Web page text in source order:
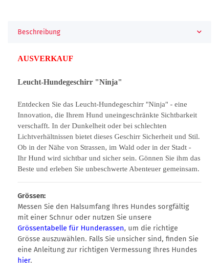
Beschreibung
AUSVERKAUF
Leucht-Hundegeschirr "Ninja"
Entdecken Sie das Leucht-Hundegeschirr "Ninja" - eine
Innovation, die Ihrem Hund uneingeschränkte Sichtbarkeit
verschafft. In der Dunkelheit oder bei schlechten
Lichtverhältnissen bietet dieses Geschirr Sicherheit und Stil.
Ob in der Nähe von Strassen, im Wald oder in der Stadt -
Ihr Hund wird sichtbar und sicher sein. Gönnen Sie ihm das
Beste und erleben Sie unbeschwerte Abenteuer gemeinsam.
Grössen:
Messen Sie den Halsumfang Ihres Hundes sorgfältig
mit einer Schnur oder nutzen Sie unsere
Grössentabelle für Hunderassen, um die richtige
Grösse auszuwählen. Falls Sie unsicher sind, finden Sie
eine Anleitung zur richtigen Vermessung Ihres Hundes
hier.